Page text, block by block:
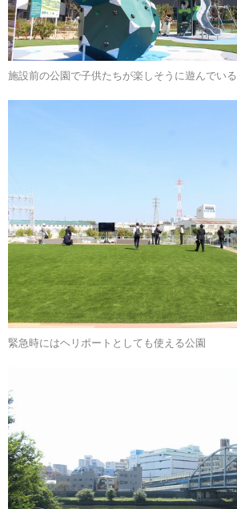
施設前の公園で子供たちが楽しそうに遊んでいる
緊急時にはヘリポートとしても使える公園